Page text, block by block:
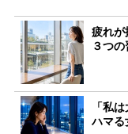
疲れが
３つ
「私
ハマる